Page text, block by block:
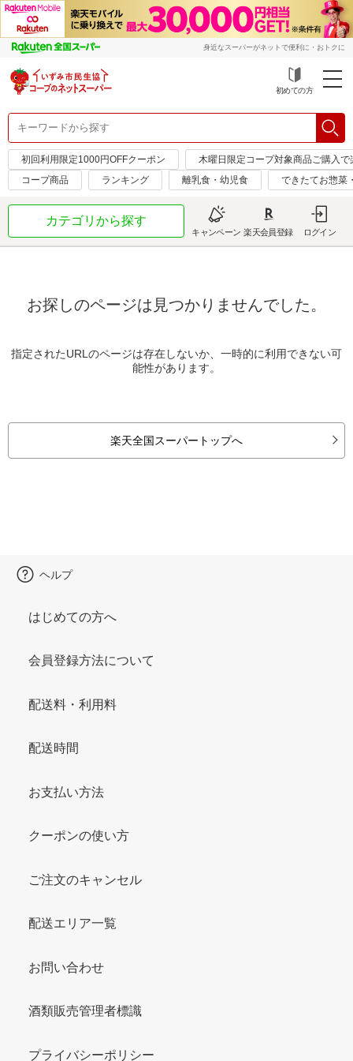
身近なスーパーがネットで便利に・おトクに
初めての方
初回利用限定1000円OFFクーポン
木曜日限定コープ対象商品ご購入
コープ商品
ランキング 離乳食・幼児食 できたてお惣菜
カテゴリから探す
キャンペーン 楽天会員登録 ログイン
お探しのページは見つかりませんでした。
指定されたURLのページは存在しないか、一時的に利用できない可
能性があります。
楽天全国スーパートップへ
ヘルプ
はじめての方へ
会員登録方法について
配送料・利用料
配送時間
お支払い方法
クーポンの使い方
ご注文のキャンセル
配送エリア一覧
お問い合わせ
酒類販売管理者標識
プライバシーポリシー